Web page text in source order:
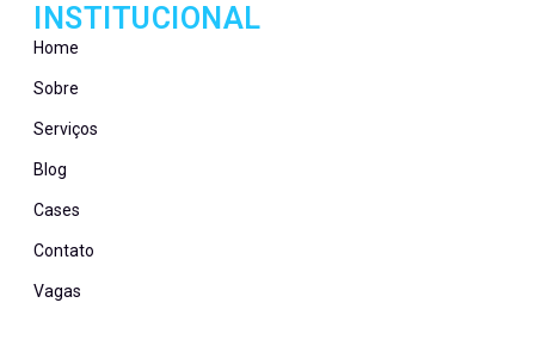
INSTITUCIONAL
Home
Sobre
Serviços
Blog
Cases
Contato
Vagas